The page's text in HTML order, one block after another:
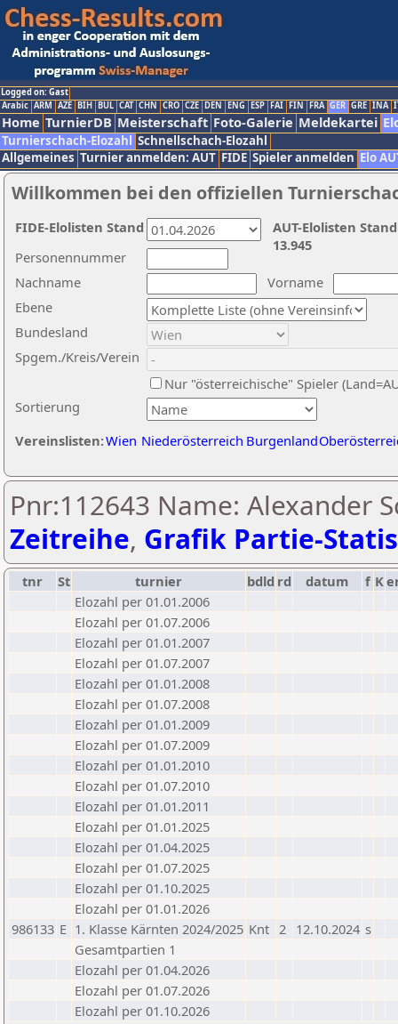
Logged on: Gast
Arabic ARM AZE BIH BUL CAT CHN CRO CZE DEN ENG ESP FAI FIN FRA GER GRE INA
Home TurnierDB Meisterschaft Foto-Galerie Meldekartei
Turnierschach-Elozahl Schnellschach-Elozahl
Allgemeines Turnier anmelden: AUT FIDE Spieler anmelden Elo
Willkommen bei den offiziellen
Nachname
Vorname
Ebene
Sortierung
Personennummer
Bundesland
Spgem./Kreis/Verein
Nur "österreichische" Spieler
Vereinslisten:Wien Niederösterreich Burgenland
AUT-Elolisten
13.945
FIDE-Elolisten Stand
Pnr:112643 Name: Alexander
Zeitreihe, Grafik Partie-
tnr St turnier bdld rd datum f K
Elozahl per 01.01.2006
Elozahl per 01.07.2006
Elozahl per 01.01.2007
Elozahl per 01.07.2007
Elozahl per 01.01.2008
Elozahl per 01.07.2008
Elozahl per 01.01.2009
Elozahl per 01.07.2009
Elozahl per 01.01.2010
Elozahl per 01.07.2010
Elozahl per 01.01.2011
Elozahl per 01.01.2025
Elozahl per 01.04.2025
Elozahl per 01.07.2025
Elozahl per 01.10.2025
Elozahl per 01.01.2026
986133 E 1. Klasse Kärnten 2024/2025 Knt 2 12.10.2024 s
Gesamtpartien 1
Elozahl per 01.04.2026
Elozahl per 01.07.2026
Elozahl per 01.10.2026